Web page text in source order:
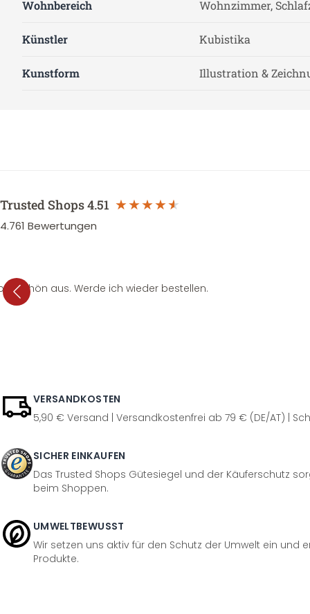
Wohnbereich Wohnzimmer,
Künstler Kubistika
Kunstform Illustration &
Trusted Shops4.51
4.761 Bewertungen
schön aus. Werde ich wieder bestellen.
VERSANDKOSTEN
5,90 € Versand | Versandkostenfrei ab 79 € (DE/AT) |
SICHER EINKAUFEN
Das Trusted Shops Gütesiegel und der Käuferschutz
beim Shoppen.
UMWELTBEWUSST
Wir setzen uns aktiv für den Schutz der Umwelt ein und
Produkte.